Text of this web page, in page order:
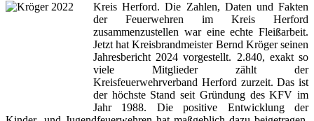
Kreis Herford. Die Zahlen, Daten und Fakten
der Feuerwehren im Kreis Herford
zusammenzustellen war eine echte Fleißarbeit.
Jetzt hat Kreisbrandmeister Bernd Kröger seinen
Jahresbericht 2024 vorgestellt. 2.840, exakt so
viele Mitglieder zählt der
Kreisfeuerwehrverband Herford zurzeit. Das ist
der höchste Stand seit Gründung des KFV im
Jahr 1988. Die positive Entwicklung der